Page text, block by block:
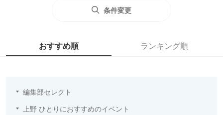
条件変更
おすすめ順 ランキング順
編集部セレクト
上野 ひとりにおすすめのイベント